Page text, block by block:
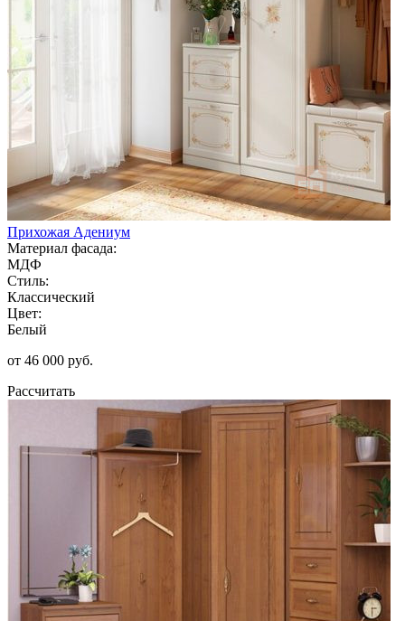
Прихожая Адениум
Материал фасада:
МДФ
Стиль:
Классический
Цвет:
Белый
от 46 000 руб.
Рассчитать